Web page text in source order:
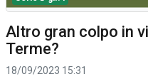
Altro gran colpo in
Terme?
18/09/2023 15:31